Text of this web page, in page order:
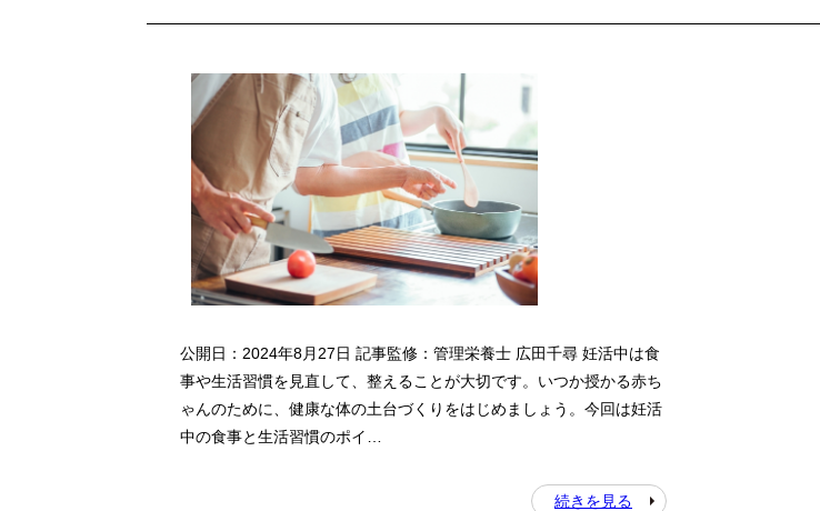
公開日：2024年8月27日 記事監修：管理栄養士 広田千尋 妊活中は食
事や生活習慣を見直して、整えることが大切です。いつか授かる赤ち
ゃんのために、健康な体の土台づくりをはじめましょう。今回は妊活
中の食事と生活習慣のポイ…
続きを見る